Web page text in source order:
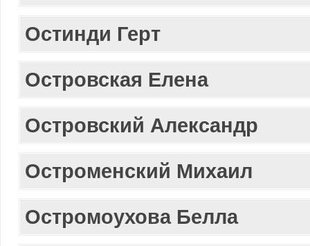
Остинди Герт
Островская Елена
Островский Александр
Остроменский Михаил
Остромоухова Белла